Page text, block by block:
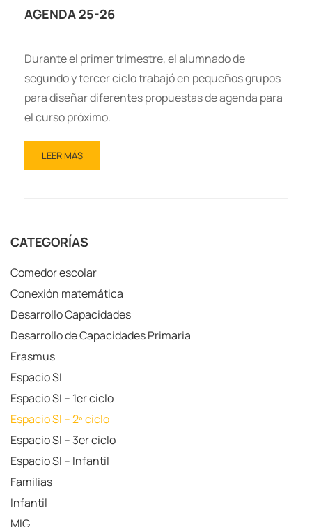
AGENDA 25-26
Durante el primer trimestre, el alumnado de
segundo y tercer ciclo trabajó en pequeños grupos
para diseñar diferentes propuestas de agenda para
el curso próximo.
LEER MÁS
CATEGORÍAS
Comedor escolar
Conexión matemática
Desarrollo Capacidades
Desarrollo de Capacidades Primaria
Erasmus
Espacio SI
Espacio SI – 1er ciclo
Espacio SI – 2º ciclo
Espacio SI – 3er ciclo
Espacio SI – Infantil
Familias
Infantil
MIG